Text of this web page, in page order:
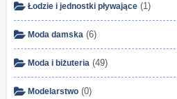
Łodzie i jednostki pływające (1)
Moda damska (6)
Moda i biżuteria (49)
Modelarstwo (0)